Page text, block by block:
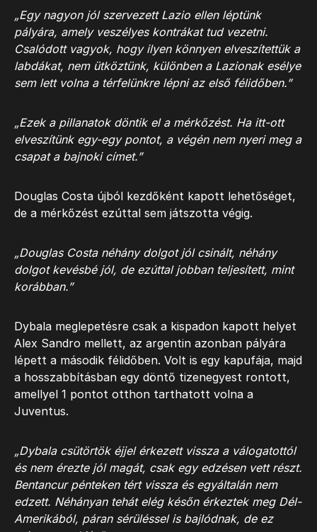
„Egy nagyon jól szervezett Lazio ellen léptünk
pályára, amely veszélyes kontrákat tud vezetni.
Csalódott vagyok, hogy ilyen könnyen elveszítettük a
labdákat, nem ütköztünk, különben a Lazionak esélye
sem lett volna a térfelünkre lépni az első félidőben.”
„Ezek a pillanatok döntik el a mérkőzést. Ha itt-ott
elveszítünk egy-egy pontot, a végén nem nyeri meg a
csapat a bajnoki címet.”
Douglas Costa újból kezdőként kapott lehetőséget,
de a mérkőzést ezúttal sem játszotta végig.
„Douglas Costa néhány dolgot jól csinált, néhány
dolgot kevésbé jól, de ezúttal jobban teljesített, mint
korábban.”
Dybala meglepetésre csak a kispadon kapott helyet
Alex Sandro mellett, az argentin azonban pályára
lépett a második félidőben. Volt is egy kapufája, majd
a hosszabbításban egy döntő tizenegyest rontott,
amellyel 1 pontot otthon tarthatott volna a
Juventus.
„Dybala csütörtök éjjel érkezett vissza a válogatottól
és nem érezte jól magát, csak egy edzésen vett részt.
Bentancur pénteken tért vissza és egyáltalán nem
edzett. Néhányan tehát elég későn érkeztek meg Dél-
Amerikából, páran sérüléssel is bajlódnak, de ez